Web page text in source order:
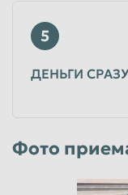
5
ДЕНЬГИ СРАЗУ
Фото